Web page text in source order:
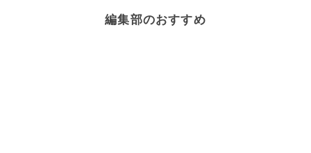
編集部のおすすめ